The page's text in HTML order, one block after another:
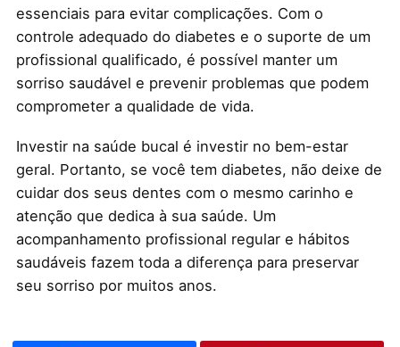
essenciais para evitar complicações. Com o
controle adequado do diabetes e o suporte de um
profissional qualificado, é possível manter um
sorriso saudável e prevenir problemas que podem
comprometer a qualidade de vida.
Investir na saúde bucal é investir no bem-estar
geral. Portanto, se você tem diabetes, não deixe de
cuidar dos seus dentes com o mesmo carinho e
atenção que dedica à sua saúde. Um
acompanhamento profissional regular e hábitos
saudáveis fazem toda a diferença para preservar
seu sorriso por muitos anos.